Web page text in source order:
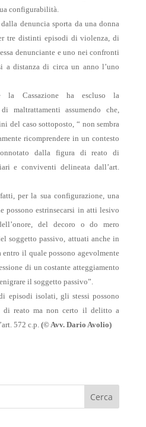
configurabilità.
denuncia sporta da una donna
tre distinti episodi di violenza, di
denunciante e uno nei confronti
distanza di circa un anno l’uno
la Cassazione ha escluso la
maltrattamenti assumendo che,
del caso sottoposto, “ non sembra
ricomprendere in un contesto
dalla figura di reato di
e conviventi delineata dall’art.
per la sua configurazione, una
possono estrinsecarsi in atti lesivo
del decoro o do mero
soggetto passivo, attuati anche in
entro il quale possono agevolmente
di un costante atteggiamento
il soggetto passivo”.
episodi isolati, gli stessi possono
di reato ma non certo il delitto a
572 c.p.(© Avv. Dario Avolio)